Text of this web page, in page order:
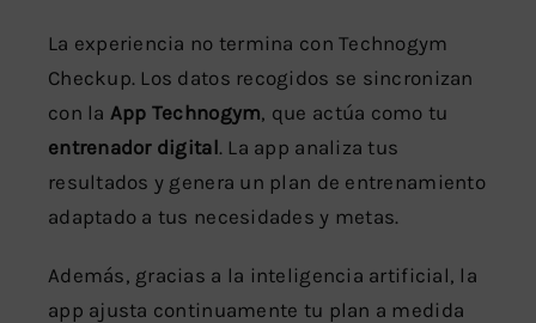
La experiencia no termina con Technogym
Checkup. Los datos recogidos se sincronizan
con la App Technogym, que actúa como tu
entrenador digital. La app analiza tus
resultados y genera un plan de entrenamiento
adaptado a tus necesidades y metas.
Además, gracias a la inteligencia artificial, la
app ajusta continuamente tu plan a medida